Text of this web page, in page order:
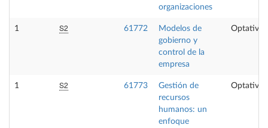
organizaciones
1 S2 61772
Modelos de
gobierno y
control de la
empresa
Optativa
1 S2 61773
Gestión de
recursos
humanos: un
enfoque
Optativa